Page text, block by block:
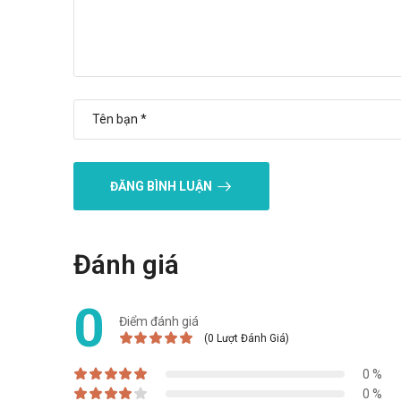
Mua hàng trên website:https://santhuoc.net
ĐĂNG BÌNH LUẬN
Đánh giá
0 Điểm đánh giá
(0 Lượt Đánh Giá)
0 %
0 %